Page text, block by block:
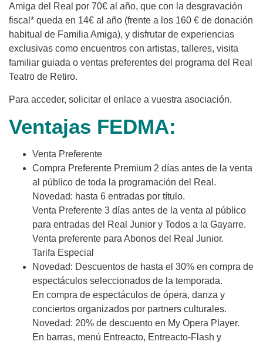
Amiga del Real por 70€ al año, que con la desgravación
fiscal* queda en 14€ al año (frente a los 160 € de donación
habitual de Familia Amiga), y disfrutar de experiencias
exclusivas como encuentros con artistas, talleres, visita
familiar guiada o ventas preferentes del programa del Real
Teatro de Retiro.
Para acceder, solicitar el enlace a vuestra asociación.
Ventajas FEDMA:
Venta Preferente
Compra Preferente Premium 2 días antes de la venta
al público de toda la programación del Real.
Novedad: hasta 6 entradas por título.
Venta Preferente 3 días antes de la venta al público
para entradas del Real Junior y Todos a la Gayarre.
Venta preferente para Abonos del Real Junior.
Tarifa Especial
Novedad: Descuentos de hasta el 30% en compra de
espectáculos seleccionados de la temporada.
En compra de espectáculos de ópera, danza y
conciertos organizados por partners culturales.
Novedad: 20% de descuento en My Opera Player.
En barras, menú Entreacto, Entreacto-Flash y